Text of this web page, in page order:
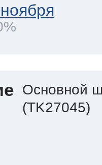
Основной
(TK27045)